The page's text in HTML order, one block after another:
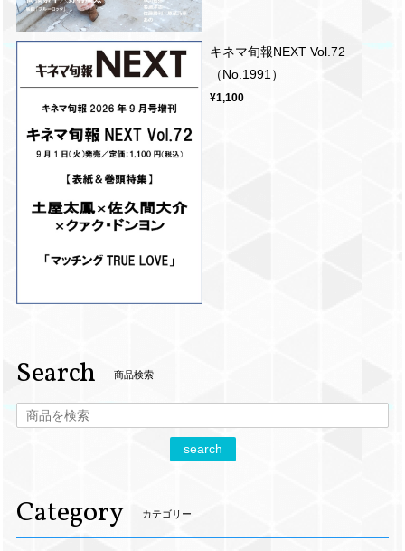
キネマ旬報NEXT Vol.72
（No.1991）
¥1,100
Search 商品検索
search
Category カテゴリー